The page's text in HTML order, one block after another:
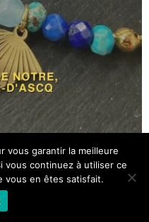
vous garantir la meilleure
vous continuez à utiliser ce
vous en êtes satisfait.